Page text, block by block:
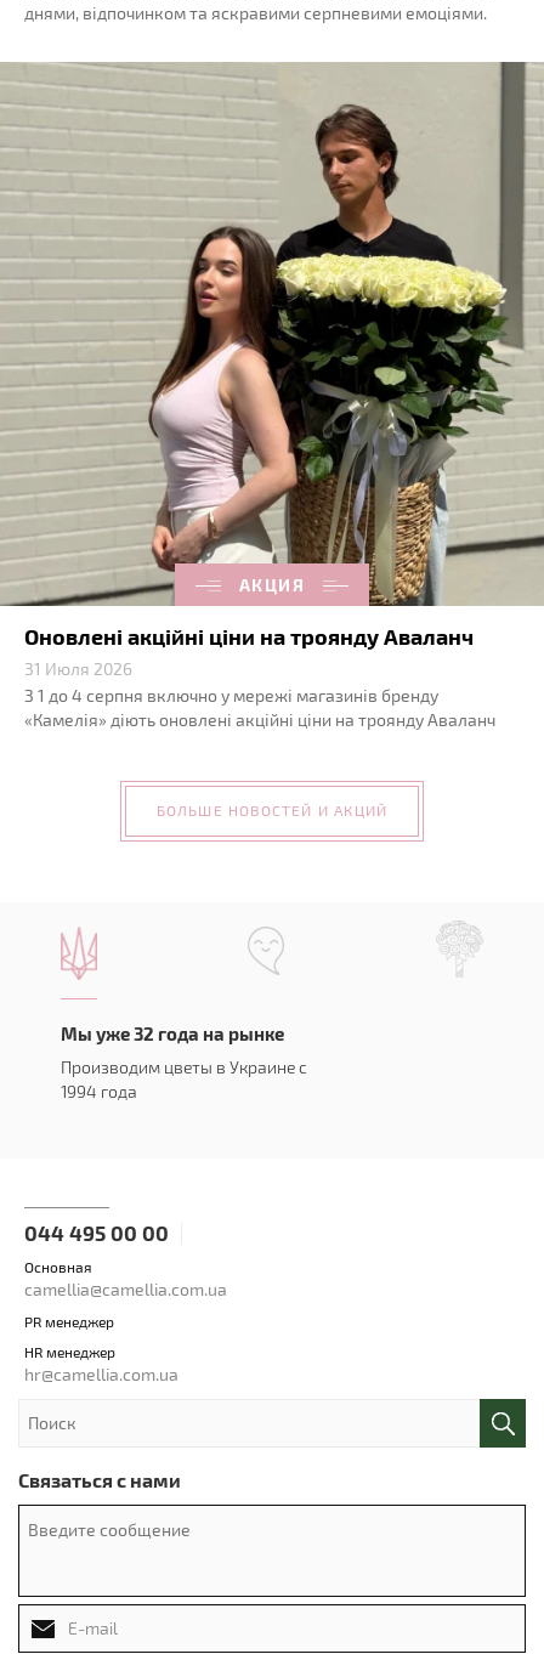
днями, відпочинком та яскравими серпневими емоціями.
АКЦИЯ
Оновлені акційні ціни на троянду Аваланч
31 Июля 2026
З 1 до 4 серпня включно у мережі магазинів бренду
«Камелія» діють оновлені акційні ціни на троянду Аваланч
БОЛЬШЕ НОВОСТЕЙ И АКЦИЙ
Мы уже 32 года на рынке
Производим цветы в Украине с
1994 года
044 495 00 00
Основная
camellia@camellia.com.ua
PR менеджер
HR менеджер
hr@camellia.com.ua
Связаться с нами